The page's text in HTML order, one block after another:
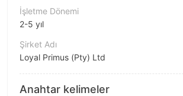
İşletme Dönemi
2-5 yıl
Şirket Adı
Loyal Primus (Pty) Ltd
Şirket Kısaltması
LOYAL PRIMUS
Anahtar kelimeler